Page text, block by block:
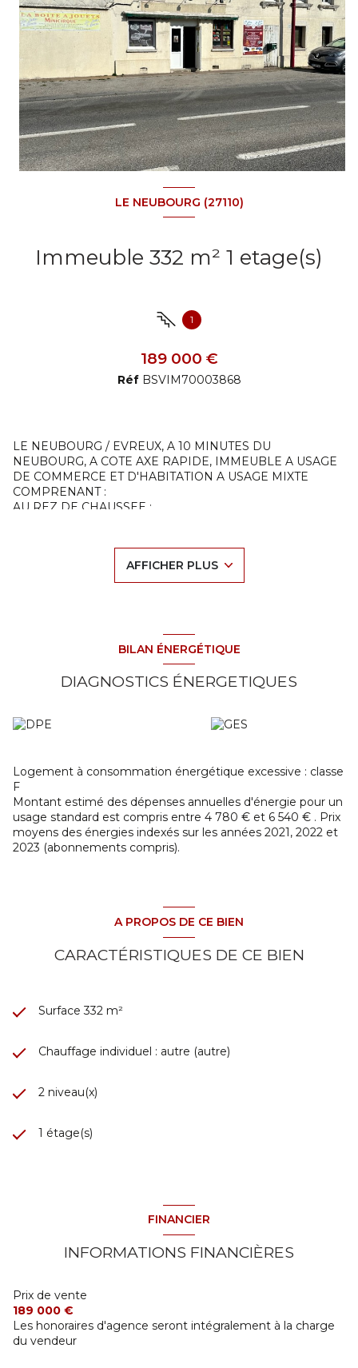
LE NEUBOURG (27110)
Immeuble 332 m² 1 etage(s)
1
189 000 €
Réf BSVIM70003868
LE NEUBOURG / EVREUX, A 10 MINUTES DU
NEUBOURG, A COTE AXE RAPIDE, IMMEUBLE A USAGE
DE COMMERCE ET D'HABITATION A USAGE MIXTE
COMPRENANT :
AU REZ DE CHAUSSEE :
CAVE PARTIELLE ENTERREE ;
PAR ACCES EXTERIEUR : ATELIER D'ENVIRON 40 M²
DIVISE EN 2 PIECES (ANCIEN APPARTEMENT) ET
A L'ETAGE : 2 APPARTEMENTS NON LOUES, AVEC ACCES
UN APPARTEMENT DE TYPE T2 (ENVIRON 47 M²) A
RENOVER AVEC ENTREE SUR PIECE DE VIE (CUISINE
CHAUFFAGE ELECTRIQUE - DOUBLE VITRAGE - EAU -
ELECTRICITE - ASSAINISSEMENT INDIVIDUEL
M²) AVEC ENTREE SUR LE SEJOUR / SALON, CUISINE EN
PARTIE AMENAGEE, SALLE DE DOUCHE AVEC WC ET A
L'ETAGE UNE CHAMBRE DONNANT SUR UN GRENIER ;
CHAUFFAGE ELECTRIQUE - DOUBLE VITRAGE - EAU -
ELECTRICITE - ASSAINISSEMENT INDIVIDUEL
LE TOUT AVEC UNE COUR SUR ENVIRON 496 M² DE
TERRAIN.
AFFICHER PLUS
BILAN ÉNERGÉTIQUE
DIAGNOSTICS ÉNERGETIQUES
Logement à consommation énergétique excessive : classe
F
Montant estimé des dépenses annuelles d'énergie pour un
usage standard est compris entre 4 780 € et 6 540 € . Prix
moyens des énergies indexés sur les années 2021, 2022 et
2023 (abonnements compris).
A PROPOS DE CE BIEN
CARACTÉRISTIQUES DE CE BIEN
Surface 332 m²
Chauffage individuel : autre (autre)
2 niveau(x)
1 étage(s)
FINANCIER
INFORMATIONS FINANCIÈRES
Prix de vente
189 000 €
Les honoraires d'agence seront intégralement à la charge
du vendeur